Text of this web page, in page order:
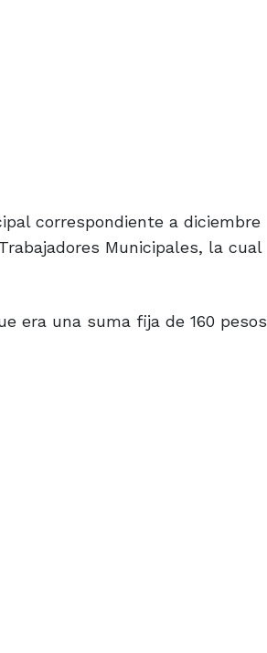
correspondiente a diciembre
Municipales, la cual
era una suma fija de 160 pesos